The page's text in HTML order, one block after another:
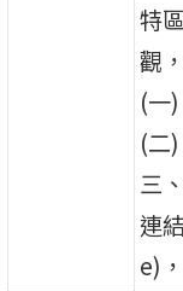
特
觀
(一
(二
三
連
e)